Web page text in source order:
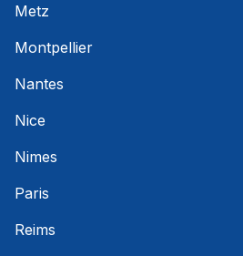
Metz
Montpellier
Nantes
Nice
Nimes
Paris
Reims